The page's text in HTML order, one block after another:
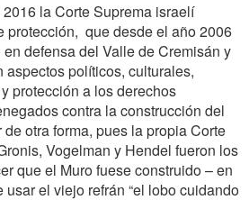
la Corte Suprema israelí
protección, que desde el año 2006
defensa del Valle de Cremisán y
políticos, culturales,
protección a los derechos
contra la construcción del
otra forma, pues la propia Corte
Vogelman y Hendel fueron los
que el Muro fuese construido – en
el viejo refrán “el lobo cuidando